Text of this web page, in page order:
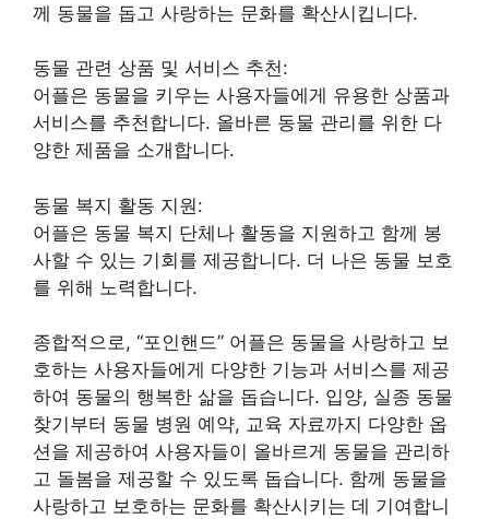
께 동물을 돕고 사랑하는 문화를 확산시킵니다.
동물 관련 상품 및 서비스 추천:
어플은 동물을 키우는 사용자들에게 유용한 상품과
서비스를 추천합니다. 올바른 동물 관리를 위한 다
양한 제품을 소개합니다.
동물 복지 활동 지원:
어플은 동물 복지 단체나 활동을 지원하고 함께 봉
사할 수 있는 기회를 제공합니다. 더 나은 동물 보호
를 위해 노력합니다.
종합적으로, “포인핸드” 어플은 동물을 사랑하고 보
호하는 사용자들에게 다양한 기능과 서비스를 제공
하여 동물의 행복한 삶을 돕습니다. 입양, 실종 동물
찾기부터 동물 병원 예약, 교육 자료까지 다양한 옵
션을 제공하여 사용자들이 올바르게 동물을 관리하
고 돌봄을 제공할 수 있도록 돕습니다. 함께 동물을
사랑하고 보호하는 문화를 확산시키는 데 기여합니